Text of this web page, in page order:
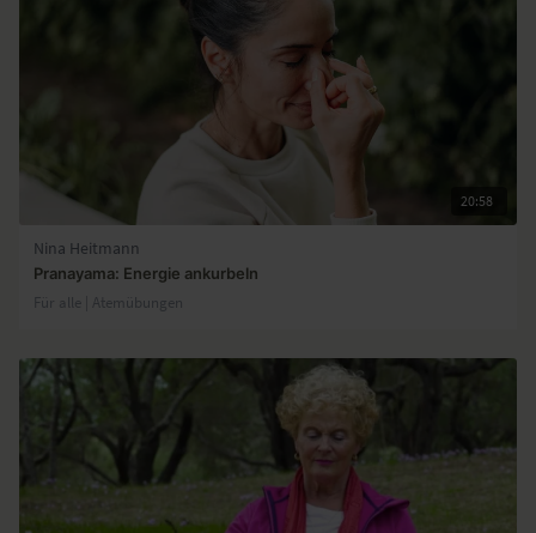
20:58
Nina Heitmann
Pranayama: Energie ankurbeln
Für alle | Atemübungen